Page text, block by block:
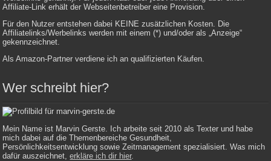
Affiliate-Link erhält der Webseitenbetreiber eine Provision.
Für den Nutzer entstehen dabei KEINE zusätzlichen Kosten. Die
Affiliatelinks/Werbelinks werden mit einem (*) und/oder als „Anzeige“
gekennzeichnet.
Als Amazon-Partner verdiene ich an qualifizierten Käufen.
Wer schreibt hier?
Mein Name ist Marvin Gerste. Ich arbeite seit 2010 als Texter und habe
mich dabei auf die Themenbereiche Gesundheit,
Persönlichkeitsentwicklung sowie Zeitmanagement spezialisiert. Was mich
dafür auszeichnet,erkläre ich dir hier.